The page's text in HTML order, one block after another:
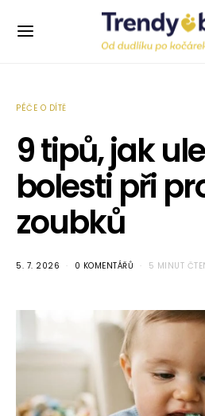
PÉČE O DÍTĚ
9 tipů, jak
bolesti při
zoubků
5. 7. 2026 0 KOMENTÁŘŮ 5 MINUT